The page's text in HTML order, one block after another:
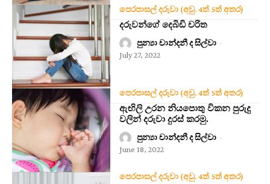
පෙරපාසල් දරුවා (අවු. 4ත් 5ත් අතර)
දරුවන්ගේ දෙබිඩි චරිත
පුන්‍යා චාන්දනී ද සිල්වා -
July 27, 2022
පෙරපාසල් දරුවා (අවු. 4ත් 5ත් අතර)
ඇඟිලි උරන නියපොතු විකන පුරුදු
වලින් දරුවා දුරස් කරමු.
පුන්‍යා චාන්දනී ද සිල්වා -
June 18, 2022
පෙරපාසල් දරුවා (අවු. 4ත් 5ත් අතර)